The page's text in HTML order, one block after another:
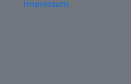
Impressum